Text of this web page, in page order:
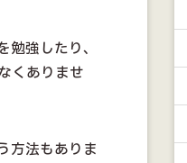
強したり、
くありませ
方法もありま